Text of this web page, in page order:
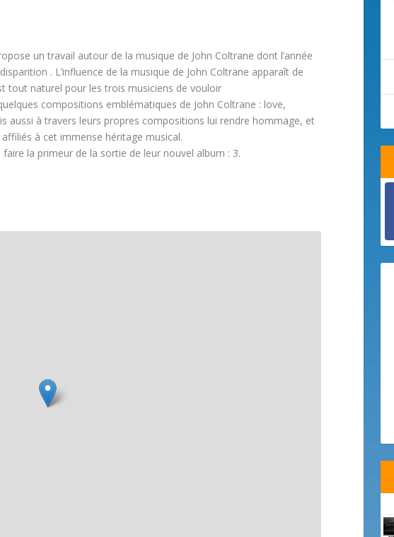
un travail autour de la musique de John Coltrane dont l’année
. L’influence de la musique de John Coltrane apparaît de
tout naturel pour les trois musiciens de vouloir
compositions emblématiques de John Coltrane : love,
aussi à travers leurs propres compositions lui rendre hommage, et
à cet immense héritage musical.
la primeur de la sortie de leur nouvel album : 3.